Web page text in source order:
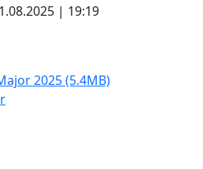
| 19:19
2025(5.4MB)